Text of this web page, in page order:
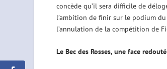
concède qu’il sera difficile de
l’ambition de finir sur le podium
l’annulation de la compétition de
Le Bec des Rosses, une face